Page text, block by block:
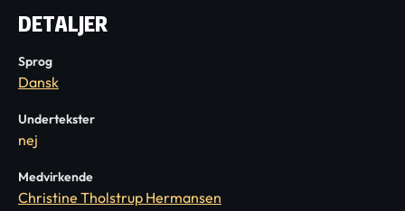
DETALJER
Sprog
Dansk
Undertekster
nej
Medvirkende
Christine Tholstrup Hermansen